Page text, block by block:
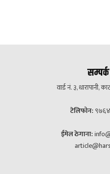
वार्ड नं. ३, धारापानी,
टेलिफोन:
ईमेल ठेगाना: